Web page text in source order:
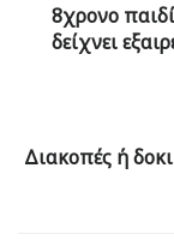
8χρονο
δείχνει
Διακοπές ή